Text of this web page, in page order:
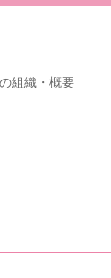
組織・概要